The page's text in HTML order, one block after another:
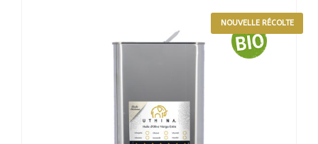
NOUVELLE RÉCOLTE